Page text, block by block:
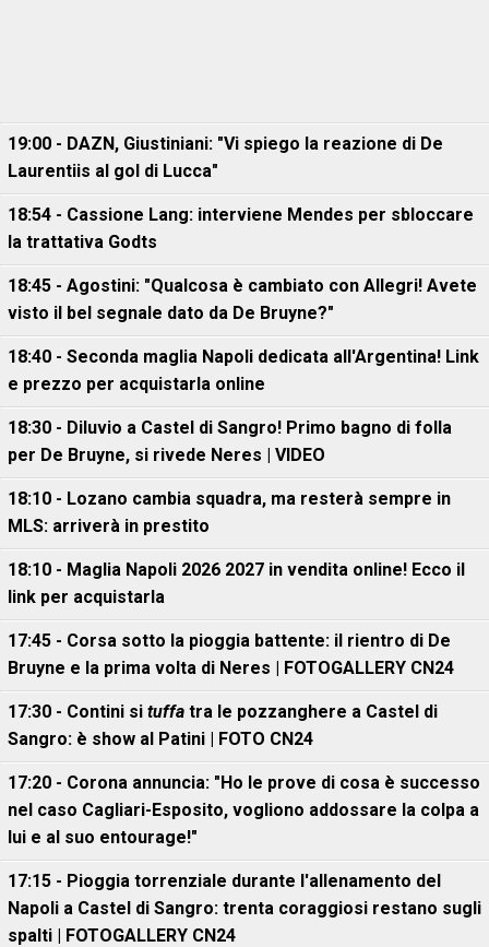
19:00 - DAZN, Giustiniani: "Vi spiego la reazione di De
Laurentiis al gol di Lucca"
18:54 - Cassione Lang: interviene Mendes per sbloccare
la trattativa Godts
18:45 - Agostini: "Qualcosa è cambiato con Allegri! Avete
visto il bel segnale dato da De Bruyne?"
18:40 - Seconda maglia Napoli dedicata all'Argentina! Link
e prezzo per acquistarla online
18:30 - Diluvio a Castel di Sangro! Primo bagno di folla
per De Bruyne, si rivede Neres | VIDEO
18:10 - Lozano cambia squadra, ma resterà sempre in
MLS: arriverà in prestito
18:10 - Maglia Napoli 2026 2027 in vendita online! Ecco il
link per acquistarla
17:45 - Corsa sotto la pioggia battente: il rientro di De
Bruyne e la prima volta di Neres | FOTOGALLERY CN24
17:30 - Contini si tuffa tra le pozzanghere a Castel di
Sangro: è show al Patini | FOTO CN24
17:20 - Corona annuncia: "Ho le prove di cosa è successo
nel caso Cagliari-Esposito, vogliono addossare la colpa a
lui e al suo entourage!"
17:15 - Pioggia torrenziale durante l'allenamento del
Napoli a Castel di Sangro: trenta coraggiosi restano sugli
spalti | FOTOGALLERY CN24